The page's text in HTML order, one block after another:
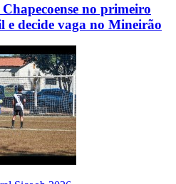
no primeiro
e decide vaga no Mineirão